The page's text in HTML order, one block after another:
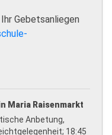
Gebetsanliegen
Maria Raisenmarkt
Anbetung,
18:45